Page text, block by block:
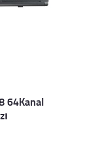
64Kanal